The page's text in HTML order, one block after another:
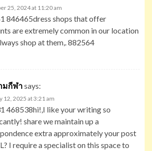
25, 2024 at 11:20 am
846465dress shops that offer
are extremely common in our location
shop at them,. 882564
มกีฬาsays:
12, 2025 at 3:21 am
468538hi!,I like your writing so
share we maintain up a
extra approximately your post
I require a specialist on this space to